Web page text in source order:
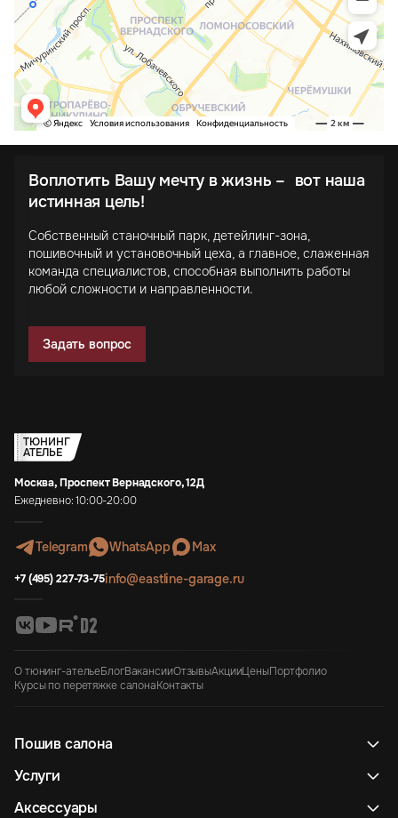
Воплотить Вашу мечту в жизнь – вот наша
истинная цель!
Собственный станочный парк, детейлинг-зона,
пошивочный и установочный цеха, а главное, слаженная
команда специалистов, способная выполнить работы
любой сложности и направленности.
Задать вопрос
ТЮНИНГ
АТЕЛЬЕ
Москва, Проспект Вернадского, 12Д
Ежедневно: 10:00-20:00
Telegram WhatsApp Max
+7 (495) 227-73-75info@eastline-garage.ru
О тюнинг-ательеБлогВакансииОтзывыАкцииЦеныПортфолио
Курсы по перетяжке салонаКонтакты
Пошив салона
Услуги
Аксессуары